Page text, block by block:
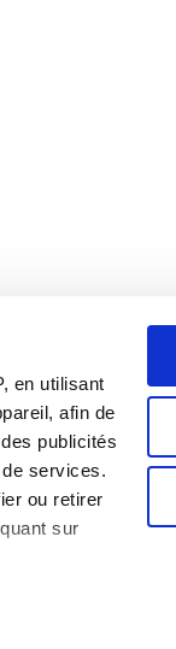
en utilisant
afin de
publicités
services.
ou retirer
sur